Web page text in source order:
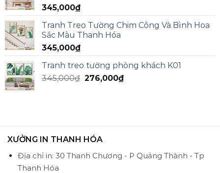
345,000₫
Tranh Treo Tường Chim Công Và Bình Hoa
Sắc Màu Thanh Hóa
345,000₫
Tranh treo tường phòng khách K01
345,000₫ 276,000₫
XƯỞNG IN THANH HÓA
Địa chỉ in: 30 Thanh Chương - P Quảng Thành - Tp
Thanh Hóa